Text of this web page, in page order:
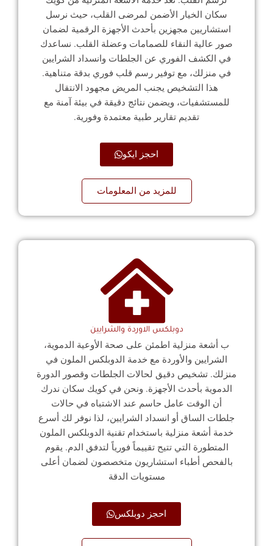
سكان الخيار الأضمن لمرضى القلب، حيث نرسل
استشاريين مجهزين بأحدث الأجهزة الرقمية لضمان
صور عالية النقاء للصمامات وعضلة القلب. نساعدك
في الكشف الفوري عن الجلطات وانسداد الشرايين
في منزلك، مع توفير رسم قلب فوري بدقة متناهية.
هذا التشخيص يجنب المريض مجهود الانتقال
للمستشفيات، ويضمن نتائج دقيقة في بيئة آمنة مع
تقديم تقارير طبية معتمدة وفورية.
احجز ايكو
للمزيد من المعلومات
دوبلكس الاوردة والشرايين
ب أشعة منزلية اطمئن على صحة الأوعية الدموية،
الشرايين والأوردة مع خدمة الدوبلكس الملون في
منزلك. تشخيص دقيق لحالات الجلطات وقصور الدورة
الدموية بأحدث الأجهزة. ونحن في كويك سكان ندرك
أن الوقت عامل حاسم عند الاشتباه في حالات
جلطات الساق أو انسداد الشرايين، لذا نوفر لك أسرع
خدمة أشعة منزلية باستخدام تقنية الدوبلكس الملون
المتطورة التي تتيح تقييماً فورياً لتدفق الدم. يقوم
بالفحص أطباء استشاريون متخصصون لضمان أعلى
مستويات الدقة
احجز دوبلكس